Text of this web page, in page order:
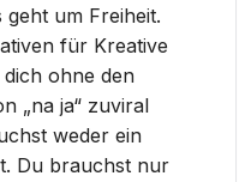
um Freiheit.
für Kreative
ohne den
„na ja“ zuviral
weder ein
Du brauchst nur